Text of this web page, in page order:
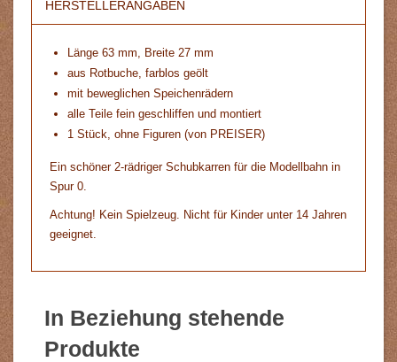
HERSTELLERANGABEN
Länge 63 mm, Breite 27 mm
aus Rotbuche, farblos geölt
mit beweglichen Speichenrädern
alle Teile fein geschliffen und montiert
1 Stück, ohne Figuren (von PREISER)
Ein schöner 2-rädriger Schubkarren für die Modellbahn in
Spur 0.
Achtung! Kein Spielzeug. Nicht für Kinder unter 14 Jahren
geeignet.
In Beziehung stehende
Produkte